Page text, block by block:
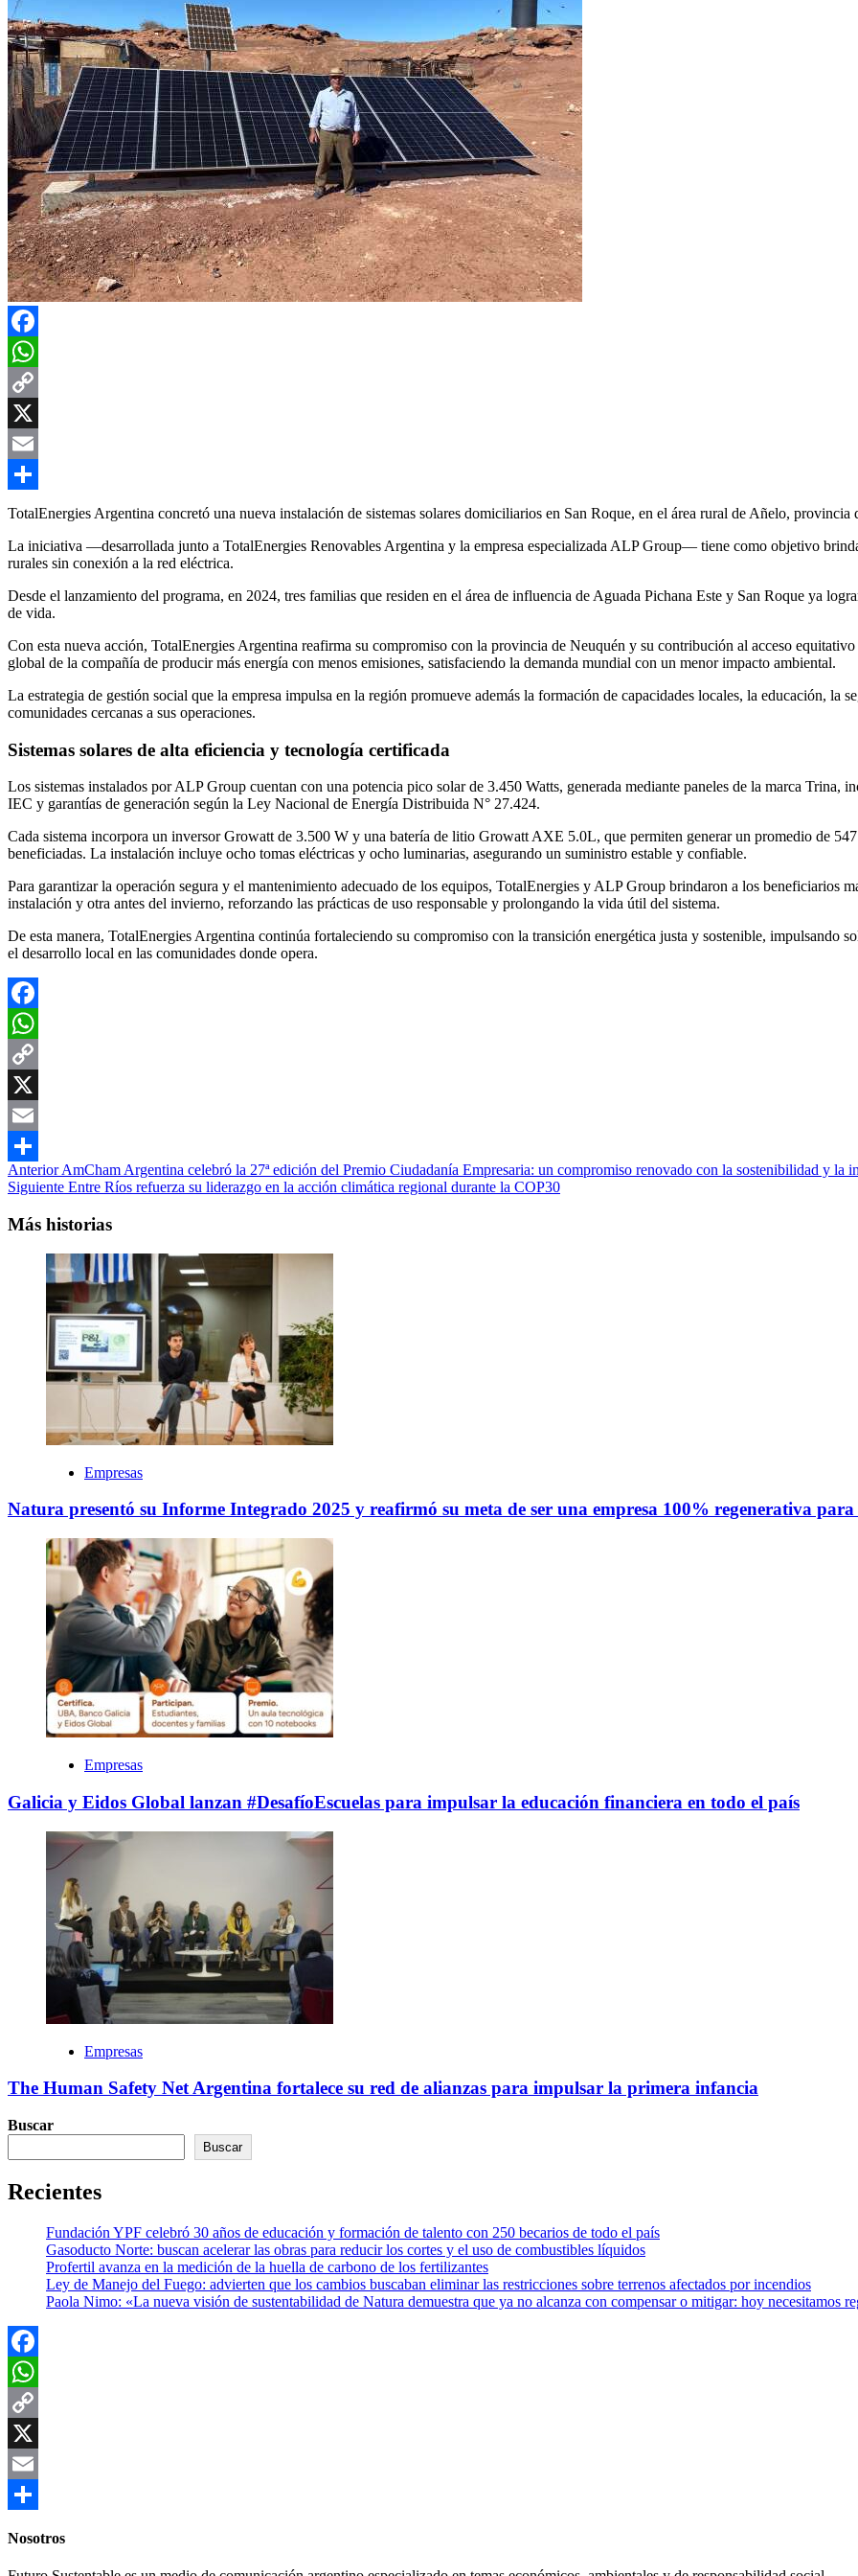
Facebook
WhatsApp
Copy
Link
X
Email
Compartir
TotalEnergies Argentina concretó una nueva instalación de sistemas solares domiciliarios en San Roque, en el área rural de Añelo,
La iniciativa —desarrollada junto a TotalEnergies Renovables Argentina y la empresa especializada ALP Group— tiene como objetivo
rurales sin conexión a la red eléctrica.
Desde el lanzamiento del programa, en 2024, tres familias que residen en el área de influencia de Aguada Pichana Este y San Roque ya
de vida.
Con esta nueva acción, TotalEnergies Argentina reafirma su compromiso con la provincia de Neuquén y su contribución al acceso
global de la compañía de producir más energía con menos emisiones, satisfaciendo la demanda mundial con un menor impacto ambiental.
La estrategia de gestión social que la empresa impulsa en la región promueve además la formación de capacidades locales, la educación, la
comunidades cercanas a sus operaciones.
Sistemas solares de alta eficiencia y tecnología certificada
Los sistemas instalados por ALP Group cuentan con una potencia pico solar de 3.450 Watts, generada mediante paneles de la marca
IEC y garantías de generación según la Ley Nacional de Energía Distribuida N° 27.424.
Cada sistema incorpora un inversor Growatt de 3.500 W y una batería de litio Growatt AXE 5.0L, que permiten generar un promedio de
beneficiadas. La instalación incluye ocho tomas eléctricas y ocho luminarias, asegurando un suministro estable y confiable.
Para garantizar la operación segura y el mantenimiento adecuado de los equipos, TotalEnergies y ALP Group brindaron a los beneficiarios
instalación y otra antes del invierno, reforzando las prácticas de uso responsable y prolongando la vida útil del sistema.
De esta manera, TotalEnergies Argentina continúa fortaleciendo su compromiso con la transición energética justa y sostenible, impulsando
el desarrollo local en las comunidades donde opera.
Facebook
WhatsApp
Copy
Link
X
Email
Compartir
Navegación
de
entradas
AnteriorAmCham Argentina celebró la 27ª edición del Premio Ciudadanía Empresaria: un compromiso renovado con la sostenibilidad y la
Siguiente Entre Ríos refuerza su liderazgo en la acción climática regional durante la COP30
Más historias
Empresas
Natura presentó su Informe Integrado 2025 y reafirmó su meta de ser una empresa 100% regenerativa para
Empresas
Galicia y Eidos Global lanzan #DesafíoEscuelas para impulsar la educación financiera en todo el país
Empresas
The Human Safety Net Argentina fortalece su red de alianzas para impulsar la primera infancia
Buscar
Buscar
Recientes
Fundación YPF celebró 30 años de educación y formación de talento con 250 becarios de todo el país
Gasoducto Norte: buscan acelerar las obras para reducir los cortes y el uso de combustibles líquidos
Profertil avanza en la medición de la huella de carbono de los fertilizantes
Ley de Manejo del Fuego: advierten que los cambios buscaban eliminar las restricciones sobre terrenos afectados por incendios
Paola Nimo: «La nueva visión de sustentabilidad de Natura demuestra que ya no alcanza con compensar o mitigar: hoy necesitamos
Facebook
WhatsApp
Copy
Link
X
Email
Nosotros